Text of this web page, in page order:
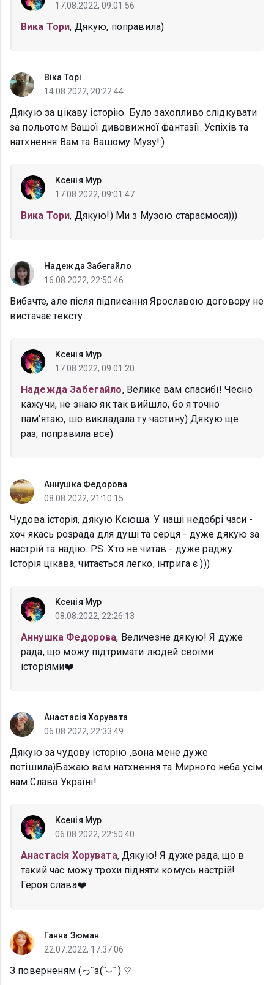
17.08.2022, 09:01:56
Вика Тори, Дякую, поправила)
Вiка Торi
14.08.2022, 20:22:44
Дякую за цікаву історію. Було захопливо слідкувати
за польотом Вашої дивовижної фантазії. Успіхів та
натхнення Вам та Вашому Музу!:)
Ксенія Мур
17.08.2022, 09:01:47
Вика Тори, Дякую!) Ми з Музою стараємося)))
Надежда Забегайло
16.08.2022, 22:50:46
Вибачте, але після підписання Ярославою договору не
вистачає тексту
Ксенія Мур
17.08.2022, 09:01:20
Надежда Забегайло, Велике вам спасибі! Чесно
кажучи, не знаю як так вийшло, бо я точно
пам'ятаю, шо викладала ту частину) Дякую ще
раз, поправила все)
Аннушка Федорова
08.08.2022, 21:10:15
Чудова історія, дякую Ксюша. У наші недобрі часи -
хоч якась розрада для душі та серця - дуже дякую за
настрій та надію. P.S. Хто не читав - дуже раджу.
Історія цікава, читається легко, інтрига є )))
Ксенія Мур
08.08.2022, 22:26:13
Аннушка Федорова, Величезне дякую! Я дуже
рада, що можу підтримати людей своїми
історіями❤️
Анастасія Хорувата
06.08.2022, 22:33:49
Дякую за чудову історію ,вона мене дуже
потішила)Бажаю вам натхнення та Мирного неба усім
нам.Слава Україні!
Ксенія Мур
06.08.2022, 22:50:40
Анастасія Хорувата, Дякую! Я дуже рада, що в
такий час можу трохи підняти комусь настрій!
Героя слава❤️
Ганна Зюман
22.07.2022, 17:37:06
З поверненям (っ˘з(˘⌣˘ ) ♡